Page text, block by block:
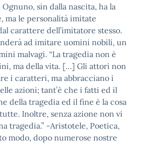
Ognuno, sin dalla nascita, ha la
ma le personalità imitate
carattere dell’imitatore stesso.
ad imitare uomini nobili, un
malvagi. “La tragedia non è
ma della vita. […] Gli attori non
i caratteri, ma abbracciano i
azioni; tant’è che i fatti ed il
della tragedia ed il fine è la cosa
Inoltre, senza azione non vi
tragedia.” -Aristotele, Poetica,
modo, dopo numerose nostre